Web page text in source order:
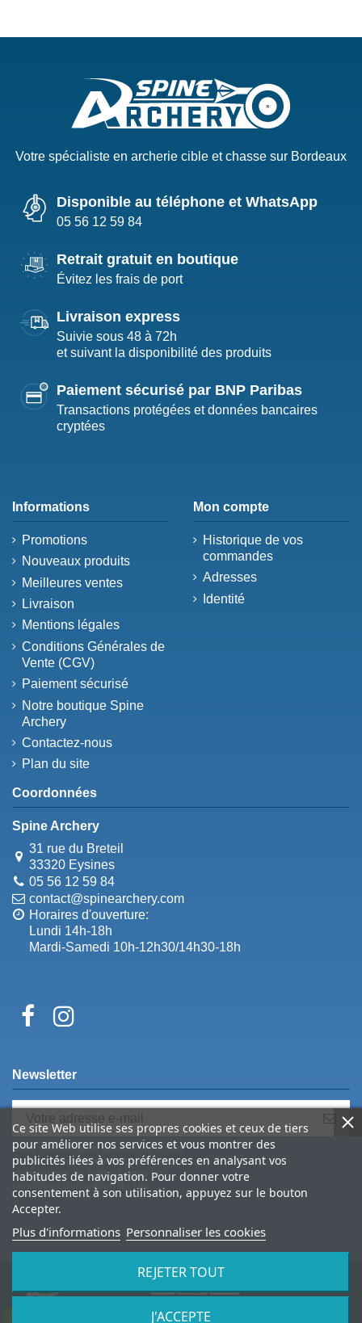
Votre spécialiste en archerie cible et chasse sur Bordeaux
Disponible au téléphone et WhatsApp
05 56 12 59 84
Retrait gratuit en boutique
Évitez les frais de port
Livraison express
Suivie sous 48 à 72h
et suivant la disponibilité des produits
Paiement sécurisé par BNP Paribas
Transactions protégées et données bancaires
cryptées
Informations
Promotions
Nouveaux produits
Meilleures ventes
Livraison
Mentions légales
Conditions Générales de
Vente (CGV)
Paiement sécurisé
Notre boutique Spine
Archery
Contactez-nous
Plan du site
Mon compte
Historique de vos
commandes
Adresses
Identité
Coordonnées
Spine Archery
31 rue du Breteil
33320 Eysines
05 56 12 59 84
contact@spinearchery.com
Horaires d'ouverture:
Lundi 14h-18h
Mardi-Samedi 10h-12h30/14h30-18h
Ce site Web utilise ses propres cookies et ceux de tiers
pour améliorer nos services et vous montrer des
publicités liées à vos préférences en analysant vos
habitudes de navigation. Pour donner votre
consentement à son utilisation, appuyez sur le bouton
Accepter.
Plus d'informations Personnaliser les cookies
REJETER TOUT
J'ACCEPTE
Contactez-nous
Newsletter
Vous pouvez vous désinscrire à tout
moment. Vous trouverez pour cela nos
informations de contact dans les
conditions d'utilisation du site.
© 2026 Spine Archery – tous droits réservés